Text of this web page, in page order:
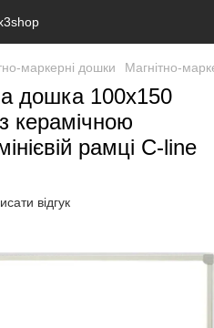
маркерні дошки Магнітно-
дошка 100x150
керамічною
рамці C-line
відгук